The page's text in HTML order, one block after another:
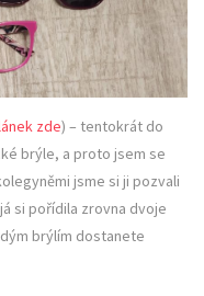
zde) – tentokrát do
brýle, a proto jsem se
jsme si ji pozvali
si pořídila zrovna dvoje
brýlím dostanete